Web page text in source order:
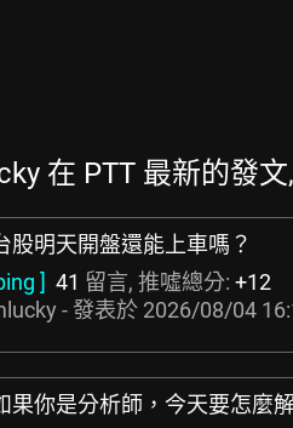
在 PTT 最新的發
股明天開盤還能上車嗎？
] 41 留言, 推噓總分: +12
- 發表於 2026/08/04
果你是分析師，今天要怎麼